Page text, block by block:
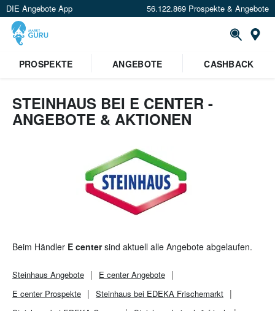
DIE Angebote App 56.122.869 Prospekte & Angebote
PROSPEKTE
ANGEBOTE CASHBACK
STEINHAUS BEI E CENTER -
ANGEBOTE & AKTIONEN
Beim Händler E centersind aktuell alle Angebote abgelaufen.
Steinhaus Angebote E centerAngebote
E centerProspekte
Steinhaus bei EDEKA Frischemarkt